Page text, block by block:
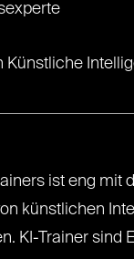
Künstliche
ist eng mit
künstlichen
KI-Trainer sind